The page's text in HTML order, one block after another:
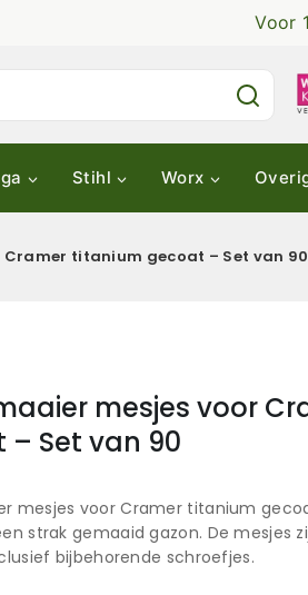
Voor
Stihl Worx
titanium gecoat – Set van 90
mesjes voor
– Set van 90
mesjes voor Cramer titanium
strak gemaaid gazon. De mesjes
bijbehorende schroefjes.